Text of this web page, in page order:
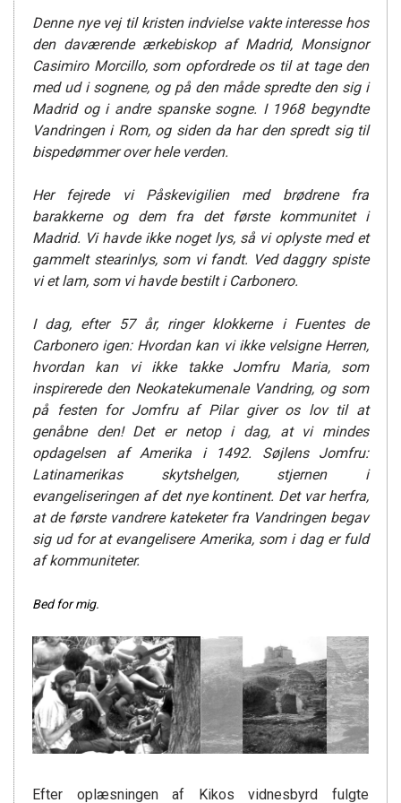
Denne nye vej til kristen indvielse vakte interesse hos
den daværende ærkebiskop af Madrid, Monsignor
Casimiro Morcillo, som opfordrede os til at tage den
med ud i sognene, og på den måde spredte den sig i
Madrid og i andre spanske sogne. I 1968 begyndte
Vandringeni Rom, og siden da har den spredt sig til
bispedømmer over hele verden.
Her fejrede vi Påskevigilien med brødrene fra
barakkerneog dem fra det første kommunitet i
Madrid. Vi havde ikke noget lys, så vi oplystemed et
gammelt stearinlys, som vi fandt. Ved daggry spiste
vi et lam, som vi havde bestilt i Carbonero.
I dag, efter 57 år, ringer klokkerne i Fuentes de
Carbonero igen: Hvordan kan vi ikke velsigne Herren,
hvordan kan vi ikke takke Jomfru Maria, som
inspirerede den Neokatekumenale Vandring, og som
på festen for Jomfru af Pilar giver os lov til at
genåbne den! Det er netop i dag, at vi mindes
opdagelsen af Amerika i 1492. Søjlens Jomfru:
Latinamerikas skytshelgen, stjernen i
evangeliseringen af det nye kontinent. Det var herfra,
at de første vandrerekateketer fra Vandringen begav
sig ud for at evangelisere Amerika, som i dag er fuld
afkommuniteter.
Bed for mig.
Efter oplæsningen af Kikos vidnesbyrd fulgte